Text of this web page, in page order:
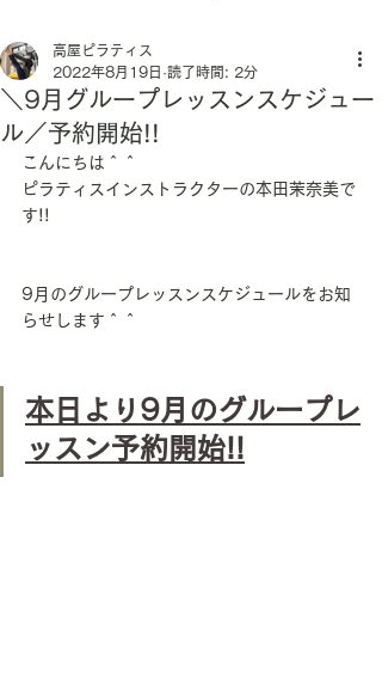
＼9月グループレッスンスケジュー
ル／予約開始!!
高屋ピラティス
2022年8月19日 読了時間: 2分
こんにちは＾＾
ピラティスインストラクターの本田茉奈美で
す!!
9月のグループレッスンスケジュールをお知
らせします＾＾
本日より9月のグループレ
ッスン予約開始!!